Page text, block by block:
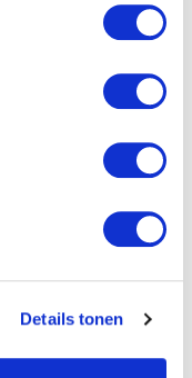
Details tonen